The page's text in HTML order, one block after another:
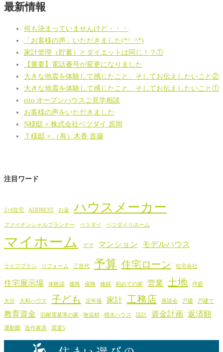
最新情報
何も決まっていませんけど・・・
「お客様の声」いただきました(*^_^*)
家計管理（貯蓄）とダイエットは同じ！？①
【重要】電話番号が変更になりました
大きな地震を体験して感じたこと、そしてお伝えしたいこと②
大きな地震を体験して感じたこと、そしてお伝えしたいこと①
eito オープンハウスご見学相談
お客様の声をいただきました
N様邸 × 株式会社ベツダイ 原岡
Ｔ様邸 × （有）木香 首藤
注目ワード
2×4住宅 ADDREST お金 ハウスメーカー
ファイナンシャルプランナー ベツダイ ベツダイリホーム
マイホーム ママ マンション モデルハウス
ライフプラン リフォーム 三世代 予算 住宅ローン 住宅会社
住宅展示場 体験談 価格 保険 修繕 初めての家 営業 土地 坪庭
大分 大和ハウス 子ども 定年後 家計 工務店 座談会 戸建 戸建て
教育資金 旧耐震基準の家 無垢材 積水ハウス 設計 資金計画 返済額
通勤圏 造作家具 震度5